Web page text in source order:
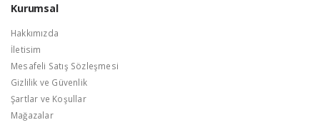
Kurumsal
Hakkımızda
İletisim
Mesafeli Satış Sözleşmesi
Gizlilik ve Güvenlik
Şartlar ve Koşullar
Mağazalar